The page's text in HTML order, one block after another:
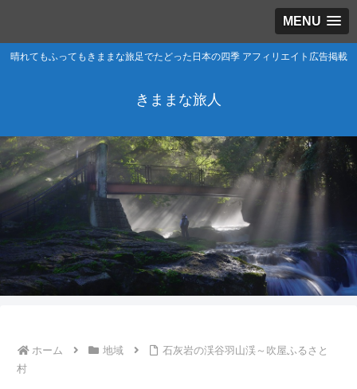
MENU
晴れてもふってもきままな旅足でたどった日本の四季 アフィリエイト広告掲載
きままな旅人
ホーム 地域
石灰岩の渓谷羽山渓～吹屋ふるさと
村